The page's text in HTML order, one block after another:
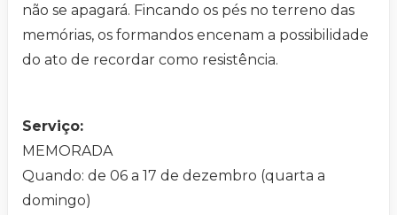
não se apagará. Fincando os pés no terreno das
memórias, os formandos encenam a possibilidade
do ato de recordar como resistência.
Serviço:
MEMORADA
Quando: de 06 a 17 de dezembro (quarta a
domingo)